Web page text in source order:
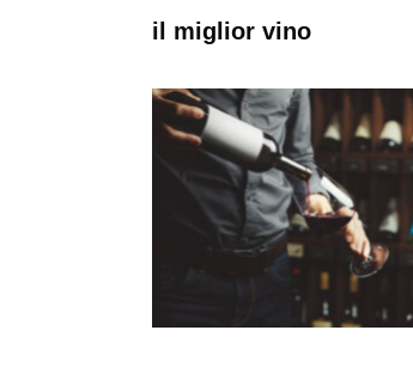
il miglior vino